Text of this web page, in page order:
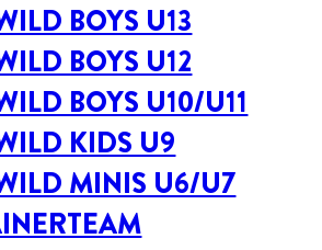
BOYS U13
BOYS U12
BOYS U10/U11
KIDS U9
MINIS U6/U7